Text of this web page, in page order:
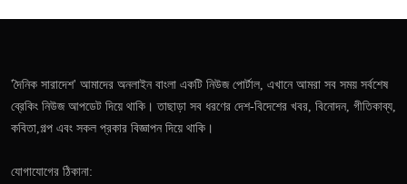
'দৈনিক সারাদেশ' আমাদের অনলাইন বাংলা একটি নিউজ পোর্টাল, এখানে আমরা সব সময় সর্বশেষ
ব্রেকিং নিউজ আপডেট দিয়ে থাকি। তাছাড়া সব ধরণের দেশ-বিদেশের খবর, বিনোদন, গীতিকাব্য,
কবিতা,গল্প এবং সকল প্রকার বিজ্ঞাপন দিয়ে থাকি।
যোগাযোগের ঠিকানা: